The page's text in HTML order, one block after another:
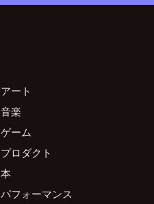
アート
音楽
ゲーム
プロダクト
本
パフォーマンス